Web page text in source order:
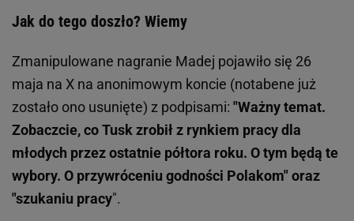
Jak do tego doszło? Wiemy
Zmanipulowane nagranie Madej pojawiło się 26
maja na X na anonimowym koncie (notabene już
zostało ono usunięte) z podpisami: "Ważny temat.
Zobaczcie, co Tusk zrobił z rynkiem pracy dla
młodych przez ostatnie półtora roku. O tym będą te
wybory. O przywróceniu godności Polakom" oraz
"szukaniu pracy".